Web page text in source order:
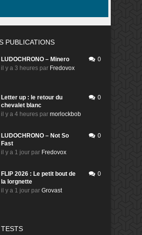
PUBLICATIONS
LUDOCHRONO – Minero
il y a 3 heures par Fredovox
0
Letter up : le retour du
chevalet blanc
il y a 4 heures par morlockbob
0
LUDOCHRONO – Not So
Fast
il y a 1 jour par Fredovox
0
FLIP 2026 : Le petit bout de
la lorgnette
il y a 1 jour par Grovast
0